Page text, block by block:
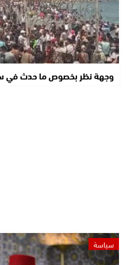
وجهة نظر بخصوص ما حدث في
سياسة